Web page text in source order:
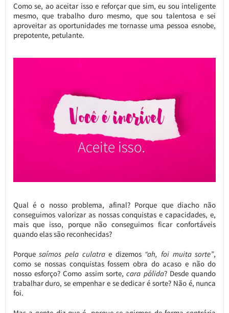
Como se, ao aceitar isso e reforçar que sim, eu sou inteligente
mesmo, que trabalho duro mesmo, que sou talentosa e sei
aproveitar as oportunidades me tornasse uma pessoa esnobe,
prepotente, petulante.
Qual é o nosso problema, afinal? Porque que diacho não
conseguimos valorizar as nossas conquistas e capacidades, e,
mais que isso, porque não conseguimos ficar confortáveis
quando elas são reconhecidas?
Porquesaímos pela culatrae dizemos “ah, foi muita sorte”,
como se nossas conquistas fossem obra do acaso e não do
nosso esforço? Como assim sorte,cara pálida? Desde quando
trabalhar duro, se empenhar e se dedicar é sorte? Não é, nunca
foi.